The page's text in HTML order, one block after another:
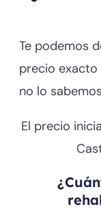
Te podemos
precio
no lo
El precio